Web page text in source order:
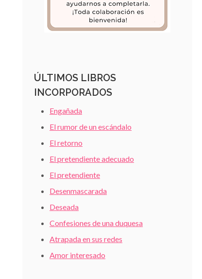
ÚLTIMOS LIBROS
INCORPORADOS
Engañada
El rumor de un escándalo
El retorno
El pretendiente adecuado
El pretendiente
Desenmascarada
Deseada
Confesiones de una duquesa
Atrapada en sus redes
Amor interesado